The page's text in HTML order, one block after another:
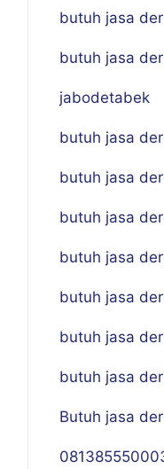
butuh jasa
butuh jasa
jabodetabek
butuh jasa
butuh jasa
butuh jasa
butuh jasa
butuh jasa
butuh jasa
butuh jasa
Butuh jasa